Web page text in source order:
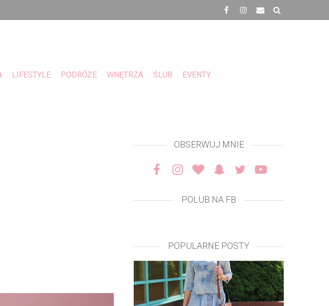
LIFESTYLE PODRÓŻE WNĘTRZA ŚLUB EVENTY
OBSERWUJ MNIE
POLUB NA FB
POPULARNE POSTY